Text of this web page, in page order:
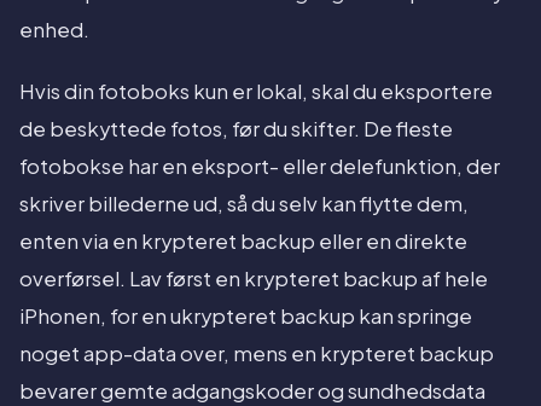
enhed.
Hvis din fotoboks kun er lokal, skal du eksportere
de beskyttede fotos, før du skifter. De fleste
fotobokse har en eksport- eller delefunktion, der
skriver billederne ud, så du selv kan flytte dem,
enten via en krypteret backup eller en direkte
overførsel. Lav først en krypteret backup af hele
iPhonen, for en ukrypteret backup kan springe
noget app-data over, mens en krypteret backup
bevarer gemte adgangskoder og sundhedsdata